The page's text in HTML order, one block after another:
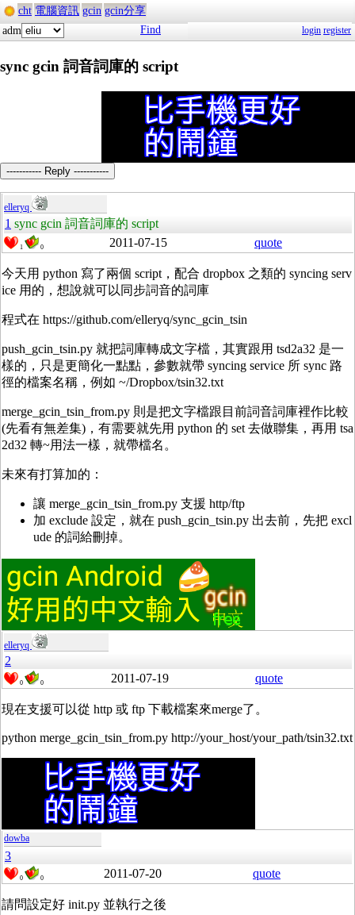
cht 電腦資訊 gcin gcin分享
adm
Find login register
sync gcin 詞音詞庫的 script
----------- Reply -----------
elleryq
1 sync gcin 詞音詞庫的 script
1 0 2011-07-15 quote
今天用 python 寫了兩個 script，配合 dropbox 之類的 syncing serv
ice 用的，想說就可以同步詞音的詞庫
程式在 https://github.com/elleryq/sync_gcin_tsin
push_gcin_tsin.py 就把詞庫轉成文字檔，其實跟用 tsd2a32 是一
樣的，只是更簡化一點點，參數就帶 syncing service 所 sync 路
徑的檔案名稱，例如 ~/Dropbox/tsin32.txt
merge_gcin_tsin_from.py 則是把文字檔跟目前詞音詞庫裡作比較
(先看有無差集)，有需要就先用 python 的 set 去做聯集，再用 tsa
2d32 轉~用法一樣，就帶檔名。
未來有打算加的：
讓 merge_gcin_tsin_from.py 支援 http/ftp
加 exclude 設定，就在 push_gcin_tsin.py 出去前，先把 excl
ude 的詞給刪掉。
elleryq
2
0 0 2011-07-19 quote
現在支援可以從 http 或 ftp 下載檔案來merge了。
python merge_gcin_tsin_from.py http://your_host/your_path/tsin32.txt
dowba
3
0 0 2011-07-20 quote
請問設定好 init.py 並執行之後